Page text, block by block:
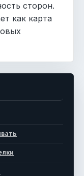
сторон.
как карта